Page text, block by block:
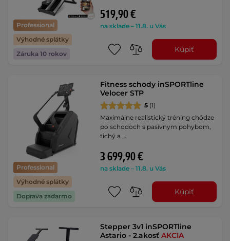
Professional
Výhodné splátky
Záruka 10 rokov
519,90 €
na sklade – 11.8. u Vás
Kúpiť
Professional
Výhodné splátky
Doprava zadarmo
Fitness schody inSPORTline
Velocer STP
5 (1)
Maximálne realistický tréning chôdze
po schodoch s pasívnym pohybom,
tichý a …
3 699,90 €
na sklade – 11.8. u Vás
Kúpiť
Stepper 3v1 inSPORTline
Astario - 2.akosťAKCIA